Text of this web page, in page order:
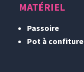
MATÉRIEL
Passoire
Pot à confiture